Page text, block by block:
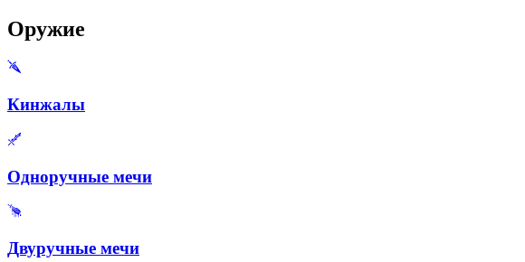
Оружие
Кинжалы
Одноручные мечи
Двуручные мечи